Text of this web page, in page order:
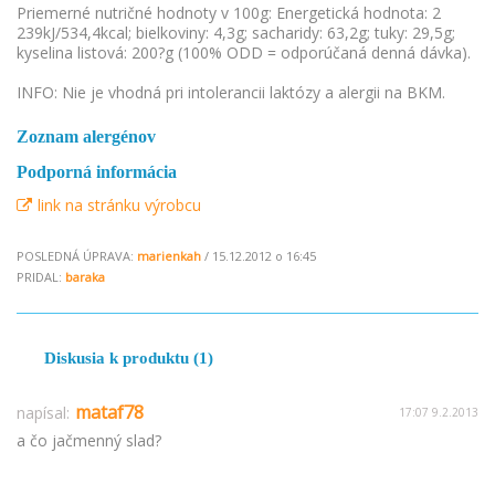
Priemerné nutričné hodnoty v 100g: Energetická hodnota: 2
239kJ/534,4kcal; bielkoviny: 4,3g; sacharidy: 63,2g; tuky: 29,5g;
kyselina listová: 200?g (100% ODD = odporúčaná denná dávka).
INFO: Nie je vhodná pri intolerancii laktózy a alergii na BKM.
Zoznam alergénov
Podporná informácia
link na stránku výrobcu
POSLEDNÁ ÚPRAVA: marienkah / 15.12.2012 o 16:45
PRIDAL: baraka
Diskusia k produktu (1)
napísal: mataf78 17:07 9.2.2013
a čo jačmenný slad?